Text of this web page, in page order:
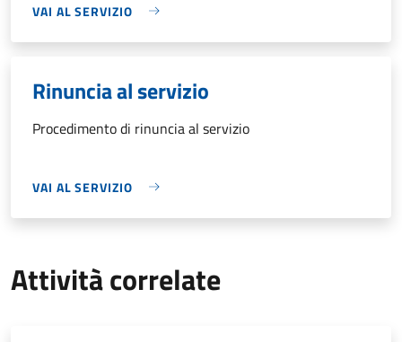
VAI AL SERVIZIO
Rinuncia al servizio
Procedimento di rinuncia al servizio
VAI AL SERVIZIO
Attività correlate